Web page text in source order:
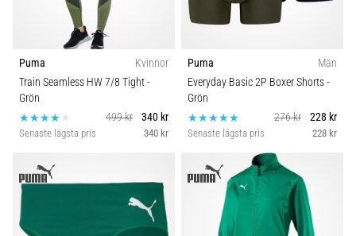
Puma
Kvinnor
Train Seamless HW 7/8 Tight-
Grön
499 kr
340 kr
Senaste lägsta pris 340 kr
Puma
Män
Everyday Basic 2P Boxer Shorts-
Grön
276 kr
228 kr
Senaste lägsta pris 228 kr